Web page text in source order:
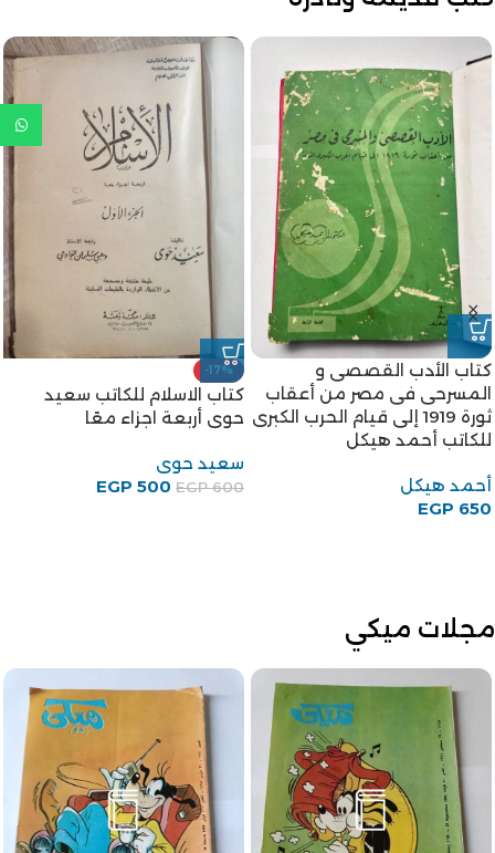
كتاب الأدب القصصى و
المسرحى فى مصر من أعقاب
ثورة 1919 إلى قيام الحرب الكبرى
للكاتب أحمد هيكل
أحمد هيكل
EGP 650
-17%
كتاب الاسلام للكاتب سعيد
حوى أربعة اجزاء معًا
سعيد حوى
EGP600
EGP 500
مجلات ميكي